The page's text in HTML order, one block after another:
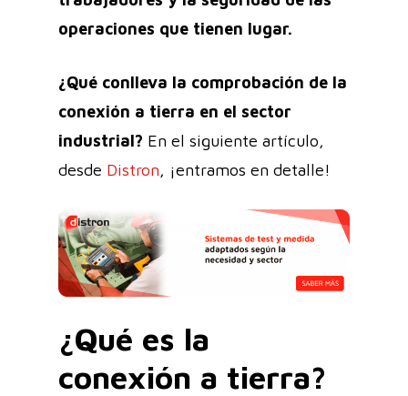
operaciones que tienen lugar.
¿Qué conlleva la comprobación de la
conexión a tierra en el sector
industrial? En el siguiente artículo,
desde Distron, ¡entramos en detalle!
¿Qué es la
conexión a tierra?